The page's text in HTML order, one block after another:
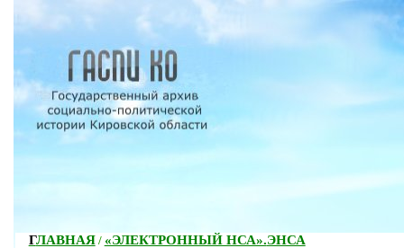
ГЛАВНАЯ/ «ЭЛЕКТРОННЫЙ НСА».ЭНСА